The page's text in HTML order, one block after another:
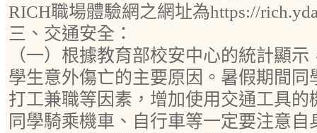
RICH職場體驗網之網址為https://
三、交通安全：
（一）根據教育部校安中心的統計顯
學生意外傷亡的主要原因。暑假期間
打工兼職等因素，增加使用交通工具
同學騎乘機車、自行車等一定要注意